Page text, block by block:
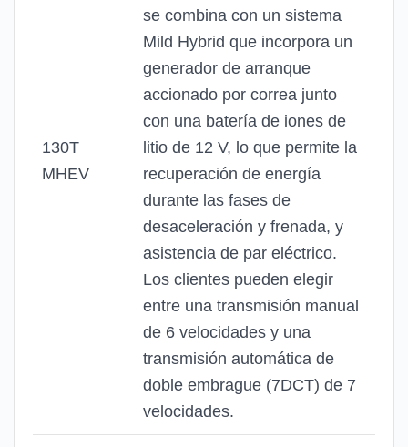
130T
MHEV
se combina con un sistema
Mild Hybrid que incorpora un
generador de arranque
accionado por correa junto
con una batería de iones de
litio de 12 V, lo que permite la
recuperación de energía
durante las fases de
desaceleración y frenada, y
asistencia de par eléctrico.
Los clientes pueden elegir
entre una transmisión manual
de 6 velocidades y una
transmisión automática de
doble embrague (7DCT) de 7
velocidades.